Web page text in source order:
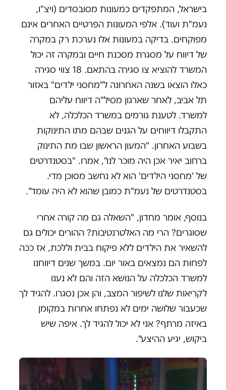
בישראל, המתפקדים כמעונות מסובסדים (ויצ"ו,
נעמ"ת ועוד). אלפי המעונות הפרטיים האחרים אינם
מפוקחים. בדיקה במעונות אלו נערכת רק במקרה
של דיווח על מסגרת מסכנת חיים ובמקרה זה יכול
המשרד להוציא צו סגירה בהתאם. 18 צווי סגירה
כאלו הוצאו בשנה האחרונה ל"מחסני ילדים" באזור
תל אביב, לאחר שארגון מסיל"ה דיווח עליהם
למשרד. לטענת גורמים במשרד הכלכלה, לא
התקבלו דיווחים על הגנים שבהם מתו התינוקות
בשבוע האחרון. "המעון הראשון שבו מת התינוק
ברחוב יאיר אכן היה מוכר לנו", אמרו. "בסטנדרטים
של 'מחסני הילדים' הוא לא נחשב מסוכן מדי.
בסטנדרטים של נעמ"ת כמובן שהוא לא היה עומד".
בנוסף, אומר מחדון, "השאלה גם מה קורה אחרי
שסוגרים? הרי מה האלטרנטיבות? ההורים יכולים גם
להשאיר את הילדים ללא פיקוח בבית וללכת, אז ככה
לפחות הם נמצאים באור יום. במשך שנים דיווחנו
למשרד הכלכלה על הנושא הזה והם לא נענו
לקריאות שלנו לשיפור המצב, והן אכן נסגרו. להגיד לך
שכעבור שלושה ימים לא נפתחו אחרות במקומן
באיזה מרתף? אני לא יכול להגיד לך. איפה שיש
ביקוש, יגיע ההיצע".